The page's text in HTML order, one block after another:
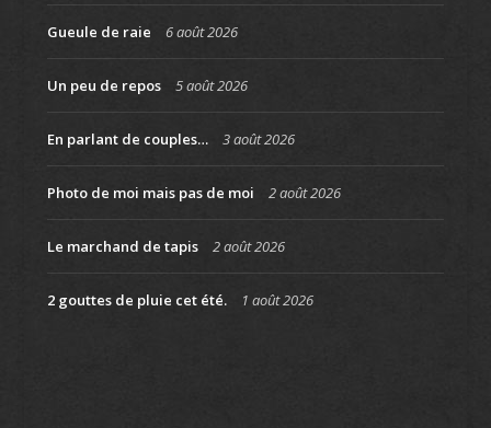
Gueule de raie 6 août 2026
Un peu de repos 5 août 2026
En parlant de couples… 3 août 2026
Photo de moi mais pas de moi 2 août 2026
Le marchand de tapis 2 août 2026
2 gouttes de pluie cet été. 1 août 2026